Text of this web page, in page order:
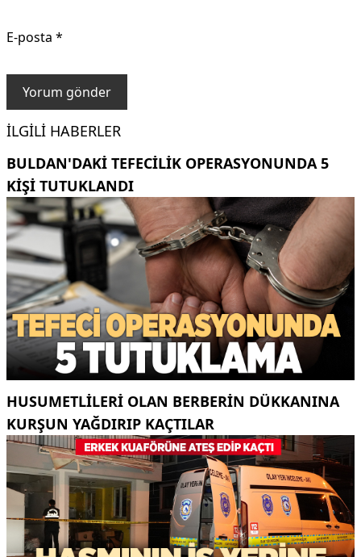
E-posta *
İLGILI HABERLER
BULDAN'DAKI TEFECILIK OPERASYONUNDA 5
KIŞI TUTUKLANDI
HUSUMETLILERI OLAN BERBERIN DÜKKANINA
KURŞUN YAĞDIRIP KAÇTILAR